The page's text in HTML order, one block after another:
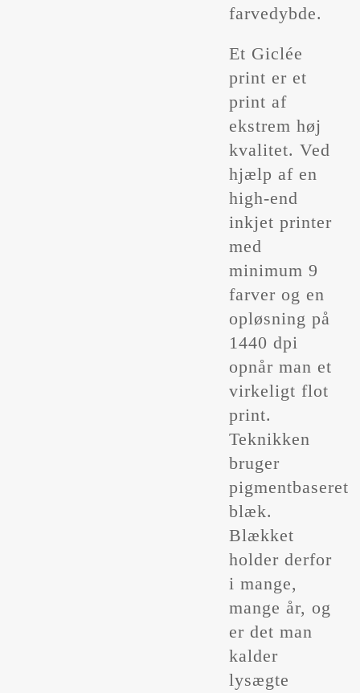
farvedybde.
Et Giclée
print er et
print af
ekstrem høj
kvalitet. Ved
hjælp af en
high-end
inkjet printer
med
minimum 9
farver og en
opløsning på
1440 dpi
opnår man et
virkeligt flot
print.
Teknikken
bruger
pigmentbaseret
blæk.
Blækket
holder derfor
i mange,
mange år, og
er det man
kalder
lysægte